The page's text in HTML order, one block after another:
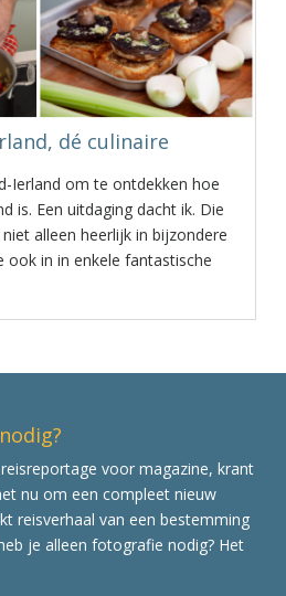
dé culinaire
Ierland om te ontdekken hoe
is. Een uitdaging dacht ik. Die
alleen heerlijk in bijzondere
ook in in enkele fantastische
voor magazine, krant
nu om een compleet nieuw
reisverhaal van een bestemming
je alleen fotografie nodig? Het